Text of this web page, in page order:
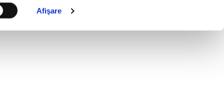
Afişare